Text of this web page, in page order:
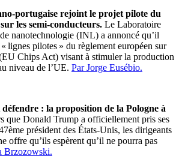
portugaise rejoint le projet pilote du
les semi-conducteurs. Le Laboratoire
nanotechnologie (INL) a annoncé qu’il
lignes pilotes » du règlement européen sur
Chips Act) visant à stimuler la production
niveau de l’UE. Par Jorge Eusébio.
: la proposition de la Pologne à
que Donald Trump a officiellement pris ses
président des États-Unis, les dirigeants
offre qu’ils espèrent qu’il ne pourra pas
Brzozowski.